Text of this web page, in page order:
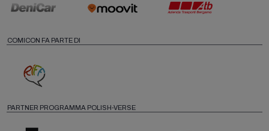
COMICON FA PARTE DI
PARTNER PROGRAMMA POLISH-VERSE